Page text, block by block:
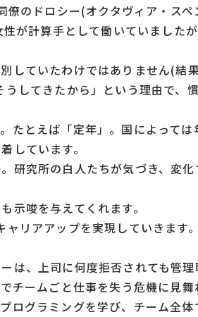
のドロシー(オクタヴィア・スペ
が計算手として働いていました
していたわけではありません(結
してきたから」という理由で、
たとえば「定年」。国によっては
しています。
研究所の白人たちが気づき、変化
示唆を与えてくれます。
リアアップを実現していきます
は、上司に何度拒否されても管理
チームごと仕事を失う危機に見舞
ログラミングを学び、チーム全